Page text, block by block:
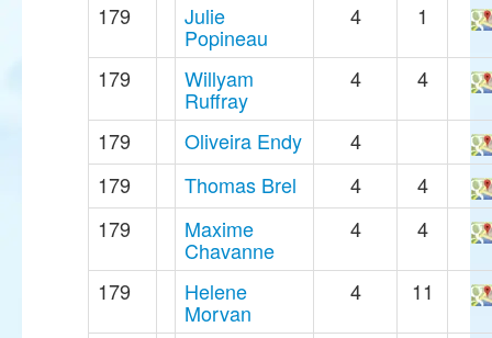
179
Julie
Popineau
4 1
179 Willyam
Ruffray
4 4
179 Oliveira Endy
4
179
Thomas Brel 4
4
179
Maxime
Chavanne
4 4
179 Helene
Morvan
4 11